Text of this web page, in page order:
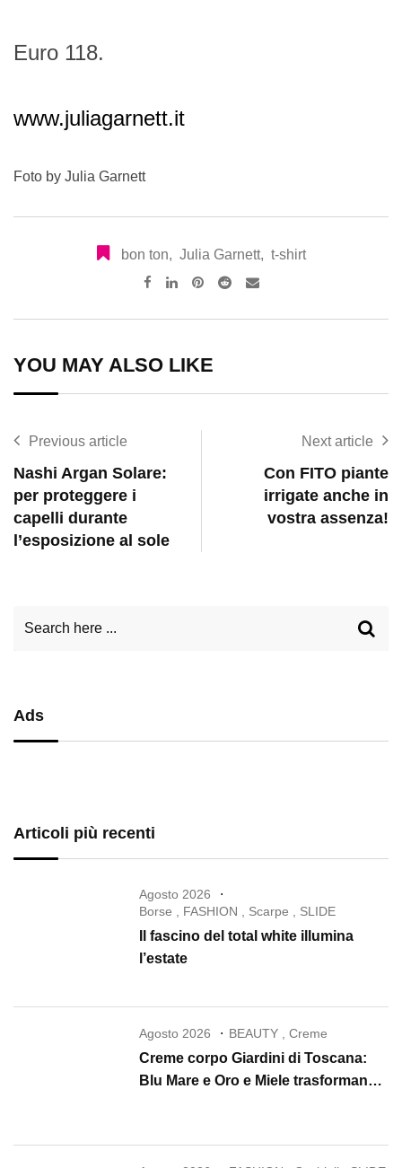
Euro 118.
www.juliagarnett.it
Foto by Julia Garnett
bon ton, Julia Garnett, t-shirt
Pinterest
RedditShare
YOU MAY ALSO LIKE
Previous article
Nashi Argan Solare:
per proteggere i
capelli durante
l’esposizione al sole
Next article
Con FITO piante
irrigate anche in
vostra assenza!
Ads
Articoli più recenti
Agosto 2026
Borse
FASHION Scarpe SLIDE
Il fascino del total white illumina
l’estate
Agosto 2026 BEAUTY ,Creme
Creme corpo Giardini di Toscana:
Blu Mare e Oro e Miele trasformano